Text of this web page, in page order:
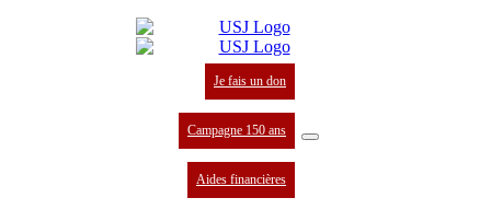
Je fais un don
Campagne 150 ans
Aides financières